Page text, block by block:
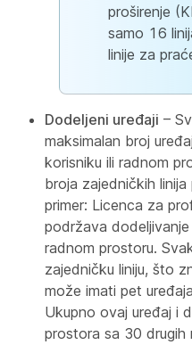
proširenje
samo 16
linije za
Dodeljeni uređaji –
maksimalan broj
korisniku ili radnom
broja zajedničkih
primer: Licenca za
podržava
radnom prostoru.
zajedničku liniju, što
može imati pet
Ukupno ovaj uređaj i
prostora sa 30 drugih